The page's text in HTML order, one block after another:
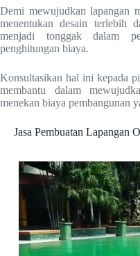
Demi mewujudkan lapangan
menentukan desain terlebih
menjadi tonggak dalam
penghitungan biaya.
Konsultasikan hal ini kepada
membantu dalam
menekan biaya pembangunan
Jasa Pembuatan Lapangan